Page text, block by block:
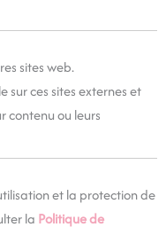
sites web.
sur ces sites externes et
contenu ou leurs
et la protection de
la Politique de